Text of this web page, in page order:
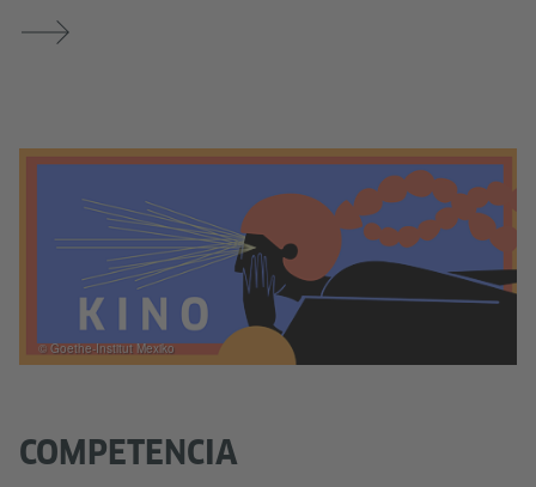
COMPETENCIA
© Goethe-Institut Mexiko